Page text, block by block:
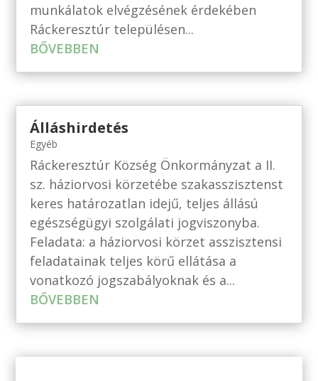
munkálatok elvégzésének érdekében
Ráckeresztúr településen...
BŐVEBBEN
Álláshirdetés
Egyéb
Ráckeresztúr Község Önkormányzat a II.
sz. háziorvosi körzetébe szakasszisztenst
keres határozatlan idejű, teljes állású
egészségügyi szolgálati jogviszonyba.
Feladata: a háziorvosi körzet asszisztensi
feladatainak teljes körű ellátása a
vonatkozó jogszabályoknak és a...
BŐVEBBEN